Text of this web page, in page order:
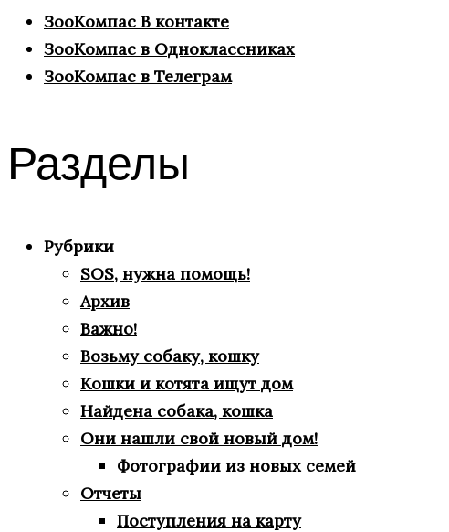
ЗооКомпас В контакте
ЗооКомпас в Одноклассниках
ЗооКомпас в Телеграм
Разделы
Рубрики
SOS, нужна помощь!
Архив
Важно!
Возьму собаку, кошку
Кошки и котята ищут дом
Найдена собака, кошка
Они нашли свой новый дом!
Фотографии из новых семей
Отчеты
Поступления на карту